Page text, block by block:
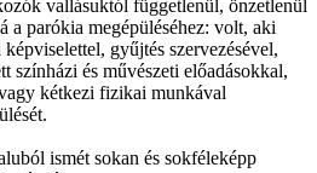
vallásuktól függetlenül, önzetlenül
a parókia megépüléséhez: volt, aki
gyűjtés szervezésével,
színházi és művészeti előadásokkal,
kétkezi fizikai munkával
ismét sokan és sokféleképp